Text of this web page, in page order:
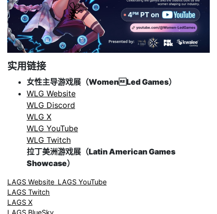
实用链接
女性主导游戏展（WomenLed Games）
WLG Website
WLG Discord
WLG X
WLG YouTube
WLG Twitch
拉丁美洲游戏展（Latin American Games
Showcase）
LAGS Website LAGS YouTube
LAGS Twitch
LAGS X
LAGS BlueSky